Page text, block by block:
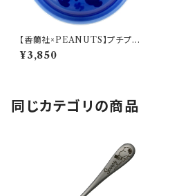
【香蘭社×PEANUTS】プチプレ
ート（ブルー）【SN2600】SN26
01-610
¥3,850
同じカテゴリの商品